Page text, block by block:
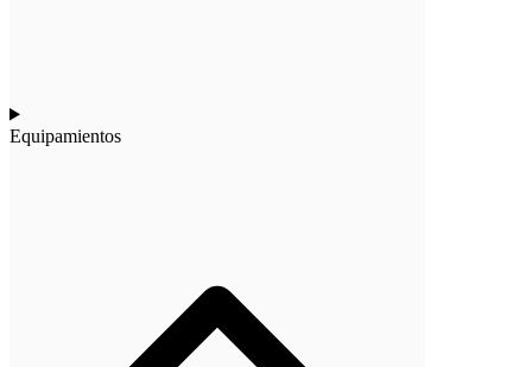
Equipamientos